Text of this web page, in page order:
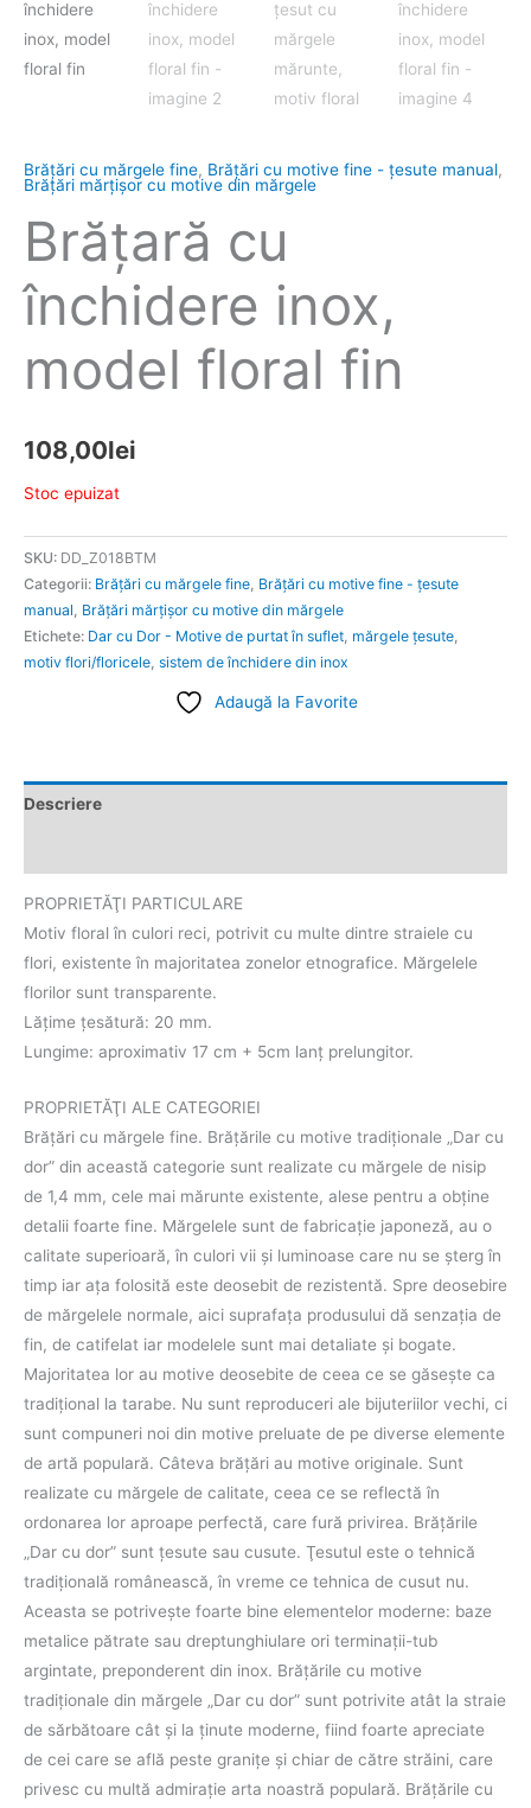
Brățări cu mărgele fine, Brățări cu motive fine - țesute manual,
Brăţări mărţişor cu motive din mărgele
Brăţară cu
închidere inox,
model floral fin
108,00lei
Stoc epuizat
SKU: DD_Z018BTM
Categorii: Brățări cu mărgele fine Brățări cu motive fine - țesute
manual Brăţări mărţişor cu motive din mărgele
Etichete: Dar cu Dor - Motive de purtat în suflet mărgele ţesute
motiv flori/floricele sistem de închidere din inox
Adaugă la Favorite
Descriere
PROPRIETĂŢI PARTICULARE
Motiv floral în culori reci, potrivit cu multe dintre straiele cu
flori, existente în majoritatea zonelor etnografice. Mărgelele
florilor sunt transparente.
Lățime țesătură: 20 mm.
Lungime: aproximativ 17 cm + 5cm lanț prelungitor.
PROPRIETĂŢI ALE CATEGORIEI
Brăţări cu mărgele fine. Brățările cu motive tradiţionale „Dar cu
dor” din această categorie sunt realizate cu mărgele de nisip
de 1,4 mm, cele mai mărunte existente, alese pentru a obţine
detalii foarte fine. Mărgelele sunt de fabricație japoneză, au o
calitate superioară, în culori vii şi luminoase care nu se șterg în
timp iar aţa folosită este deosebit de rezistentă. Spre deosebire
de mărgelele normale, aici suprafața produsului dă senzația de
fin, de catifelat iar modelele sunt mai detaliate și bogate.
Majoritatea lor au motive deosebite de ceea ce se găseşte ca
tradiţional la tarabe. Nu sunt reproduceri ale bijuteriilor vechi, ci
sunt compuneri noi din motive preluate de pe diverse elemente
de artă populară. Câteva brăţări au motive originale. Sunt
realizate cu mărgele de calitate, ceea ce se reflectă în
ordonarea lor aproape perfectă, care fură privirea. Brăţările
„Dar cu dor” sunt ţesute sau cusute. Ţesutul este o tehnică
tradiţională românească, în vreme ce tehnica de cusut nu.
Aceasta se potriveşte foarte bine elementelor moderne: baze
metalice pătrate sau dreptunghiulare ori terminaţii-tub
argintate, preponderent din inox. Brăţările cu motive
tradiţionale din mărgele „Dar cu dor” sunt potrivite atât la straie
de sărbătoare cât şi la ţinute moderne, fiind foarte apreciate
de cei care se află peste graniţe şi chiar de către străini, care
privesc cu multă admiraţie arta noastră populară. Brățările cu